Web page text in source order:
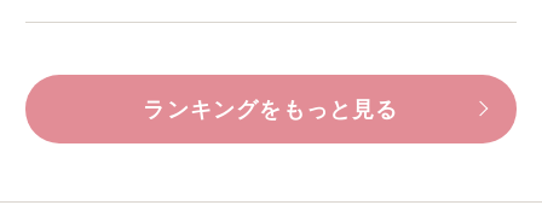
ランキングをもっと見る